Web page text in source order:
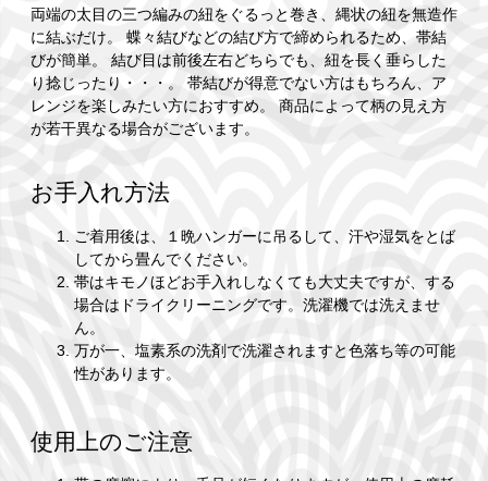
両端の太目の三つ編みの紐をぐるっと巻き、縄状の紐を無造作
に結ぶだけ。 蝶々結びなどの結び方で締められるため、帯結
びが簡単。 結び目は前後左右どちらでも、紐を長く垂らした
り捻じったり・・・。 帯結びが得意でない方はもちろん、ア
レンジを楽しみたい方におすすめ。 商品によって柄の見え方
が若干異なる場合がございます。
お手入れ方法
ご着用後は、１晩ハンガーに吊るして、汗や湿気をとば
してから畳んでください。
帯はキモノほどお手入れしなくても大丈夫ですが、する
場合はドライクリーニングです。洗濯機では洗えませ
ん。
万が一、塩素系の洗剤で洗濯されますと色落ち等の可能
性があります。
使用上のご注意